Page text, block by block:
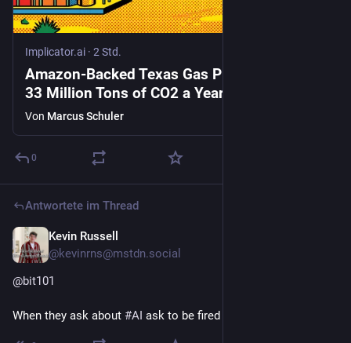
Implicator.ai · 2 Std.
Amazon-Backed Texas Gas Plant Could Emit
33 Million Tons of CO2 a Year
Von Marcus Schuler
0
Antwortete im Thread
Kevin Russell
@kevinrns@mstdn.social
@bit101
When they ask about #AI ask to be fired and start crying.